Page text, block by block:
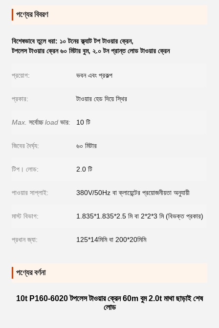
পণ্যের বিবরণ
বিশেষভাবে তুলে ধরা: ১০ টনের ফ্ল্যাট টপ টাওয়ার ক্রেন,
টপলেস টাওয়ার ক্রেন ৬০ মিটার বুম, ২.০ টন প্রান্ত লোড টাওয়ার ক্রেন
প্রয়োগ: ভবন এবং প্রকল্প
প্রকার: টাওয়ার হেড দিয়ে স্থির
Max. সর্বোচ্চ load ভার: 10 টি
জিবের দৈর্ঘ্য: ৬০ মিটার
টিপ। লোড: 2.0 টি
পাওয়ার সাপ্লাই: 380V/50Hz বা ক্লায়েন্টের প্রয়োজনীয়তা অনুযায়ী
মাস্ট বিভাগ: 1.835*1.835*2.5 মি বা 2*2*3 মি (বিভক্ত প্রকার)
প্রধান জ্যা: 125*14মিমি বা 200*20মিমি
পণ্যের বর্ণনা
10t P160-6020 টপলেস টাওয়ার ক্রেন 60m বুম 2.0t মাথা ছাড়াই শেষ
লোড